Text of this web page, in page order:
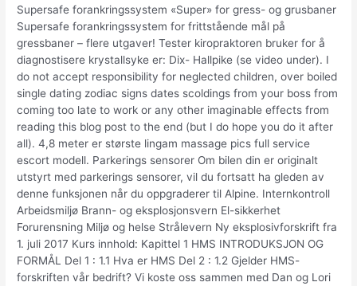
Supersafe forankringssystem «Super» for gress- og grusbaner
Supersafe forankringssystem for frittstående mål på
gressbaner – flere utgaver! Tester kiropraktoren bruker for å
diagnostisere krystallsyke er: Dix- Hallpike (se video under). I
do not accept responsibility for neglected children, over boiled
single dating zodiac signs dates scoldings from your boss from
coming too late to work or any other imaginable effects from
reading this blog post to the end (but I do hope you do it after
all). 4,8 meter er største lingam massage pics full service
escort modell. Parkerings sensorer Om bilen din er originalt
utstyrt med parkerings sensorer, vil du fortsatt ha gleden av
denne funksjonen når du oppgraderer til Alpine. Internkontroll
Arbeidsmiljø Brann- og eksplosjonsvern El-sikkerhet
Forurensning Miljø og helse Strålevern Ny eksplosivforskrift fra
1. juli 2017 Kurs innhold: Kapittel 1 HMS INTRODUKSJON OG
FORMÅL Del 1 : 1.1 Hva er HMS Del 2 : 1.2 Gjelder HMS-
forskriften vår bedrift? Vi koste oss sammen med Dan og Lori